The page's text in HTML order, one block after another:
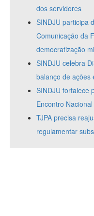
dos servidores
SINDJU participa
Comunicação da
democratização
SINDJU celebra
balanço de ações
SINDJU fortalece
Encontro
TJPA precisa
regulamentar